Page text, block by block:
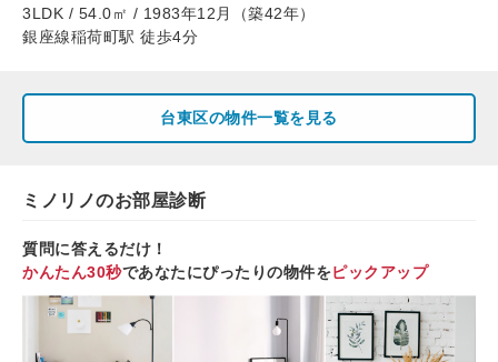
3LDK / 54.0㎡ / 1983年12月（築42年）
銀座線稲荷町駅 徒歩4分
台東区の物件一覧を見る
ミノリノのお部屋診断
質問に答えるだけ！
かんたん30秒であなたにぴったりの物件をピックアップ